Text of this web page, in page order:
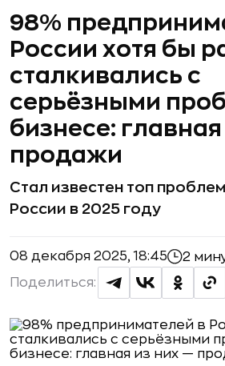
98%
России хотя бы
сталкивались с
серьёзными
бизнесе:
продажи
Стал известен топ
России в 2025 году
08 декабря 2025, 18:45 2
Поделиться: